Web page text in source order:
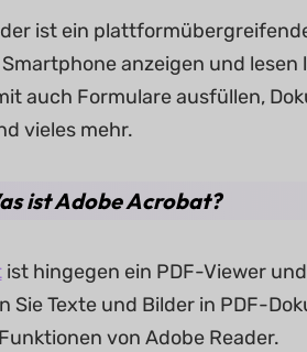
ist ein
anzeigen und
auch Formulare ausfüllen,
vieles mehr.
ist Adobe Acrobat?
ist hingegen ein PDF-Viewer
Sie Texte und Bilder in PDF-
von Adobe Reader.